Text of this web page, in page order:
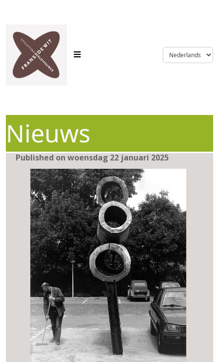
language
Nieuws
Published on woensdag 22 januari 2025